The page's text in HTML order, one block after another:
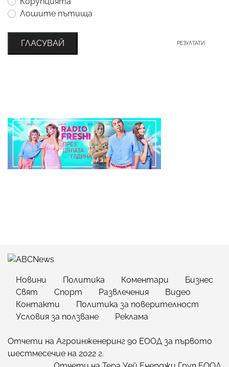
Лошите пътища
ГЛАСУВАЙ РЕЗУЛТАТИ
Новини Политика Коментари
Бизнес
Свят
Спорт Развлечения
Видео
Контакти
Политика за поверителност
Условия за ползване
Реклама
Отчети на Агроинженеринг 90 ЕООД за първото
шестмесечие на 2022 г.